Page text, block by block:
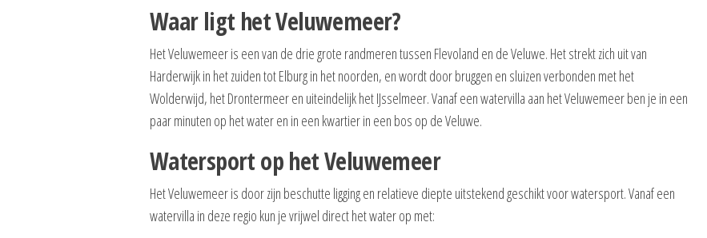
Waar ligt het Veluwemeer?
Het Veluwemeer is een van de drie grote randmeren tussen Flevoland en de Veluwe. Het strekt zich uit van
Harderwijk in het zuiden tot Elburg in het noorden, en wordt door bruggen en sluizen verbonden met het
Wolderwijd, het Drontermeer en uiteindelijk het IJsselmeer. Vanaf een watervilla aan het Veluwemeer ben je in een
paar minuten op het water en in een kwartier in een bos op de Veluwe.
Watersport op het Veluwemeer
Het Veluwemeer is door zijn beschutte ligging en relatieve diepte uitstekend geschikt voor watersport. Vanaf een
watervilla in deze regio kun je vrijwel direct het water op met: